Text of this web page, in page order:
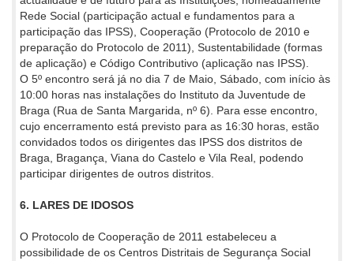
Rede Social (participação actual e fundamentos para a
participação das IPSS), Cooperação (Protocolo de 2010 e
preparação do Protocolo de 2011), Sustentabilidade (formas
de aplicação) e Código Contributivo (aplicação nas IPSS).
O 5º encontro será já no dia 7 de Maio, Sábado, com início às
10:00 horas nas instalações do Instituto da Juventude de
Braga (Rua de Santa Margarida, nº 6). Para esse encontro,
cujo encerramento está previsto para as 16:30 horas, estão
convidados todos os dirigentes das IPSS dos distritos de
Braga, Bragança, Viana do Castelo e Vila Real, podendo
participar dirigentes de outros distritos.
6. LARES DE IDOSOS
O Protocolo de Cooperação de 2011 estabeleceu a
possibilidade de os Centros Distritais de Segurança Social